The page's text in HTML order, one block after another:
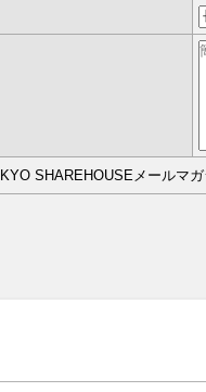
SHAREHOUSEメールマ